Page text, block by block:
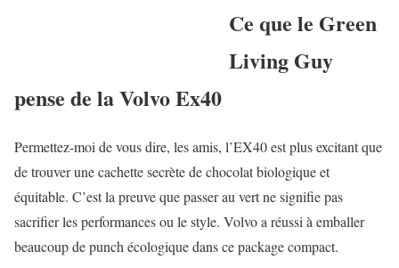
Ce que le Green
Living Guy
pense de la Volvo Ex40
Permettez-moi de vous dire, les amis, l’EX40 est plus excitant que
de trouver une cachette secrète de chocolat biologique et
équitable. C’est la preuve que passer au vert ne signifie pas
sacrifier les performances ou le style. Volvo a réussi à emballer
beaucoup de punch écologique dans ce package compact.